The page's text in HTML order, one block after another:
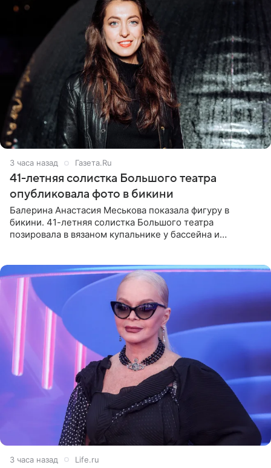
3 часа назад Газета.Ru
41-летняя солистка Большого театра
опубликовала фото в бикини
Балерина Анастасия Меськова показала фигуру в
бикини. 41-летняя солистка Большого театра
позировала в вязаном купальнике у бассейна и
3 часа назад Life.ru